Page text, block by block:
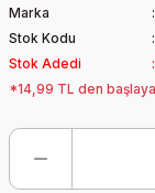
Marka
Stok Kodu
Stok Adedi
*14,99 TL den